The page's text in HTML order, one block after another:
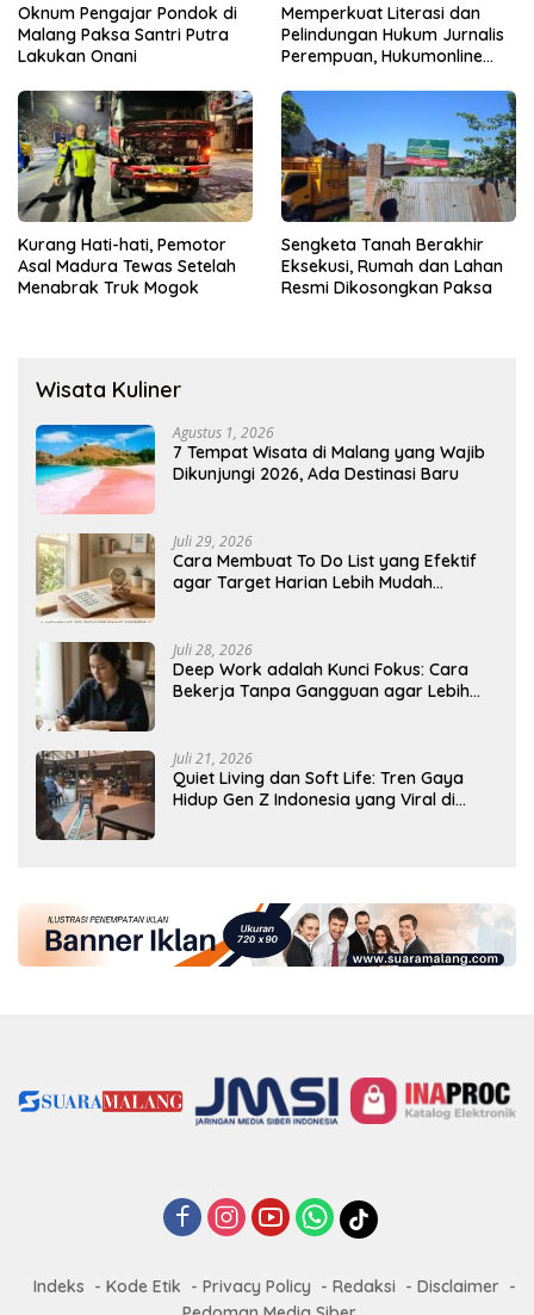
Oknum Pengajar Pondok di
Malang Paksa Santri Putra
Lakukan Onani
Memperkuat Literasi dan
Pelindungan Hukum Jurnalis
Perempuan, Hukumonline
Gratis
Kurang Hati-hati, Pemotor
Asal Madura Tewas Setelah
Menabrak Truk Mogok
Sengketa Tanah Berakhir
Eksekusi, Rumah dan Lahan
Resmi Dikosongkan Paksa
Wisata Kuliner
Agustus 1, 2026
7 Tempat Wisata di Malang yang Wajib
Dikunjungi 2026, Ada Destinasi Baru
Juli 29, 2026
Cara Membuat To Do List yang Efektif
agar Target Harian Lebih Mudah
Juli 28, 2026
Deep Work adalah Kunci Fokus: Cara
Bekerja Tanpa Gangguan agar Lebih
Juli 21, 2026
Quiet Living dan Soft Life: Tren Gaya
Hidup Gen Z Indonesia yang Viral di
Indeks Kode Etik Privacy Policy Redaksi
Disclaimer